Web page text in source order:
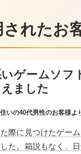
されたお
ゲームソフ
ました
いの40代男性のお客様よ
際に見つけたゲー
た。箱説もなく、